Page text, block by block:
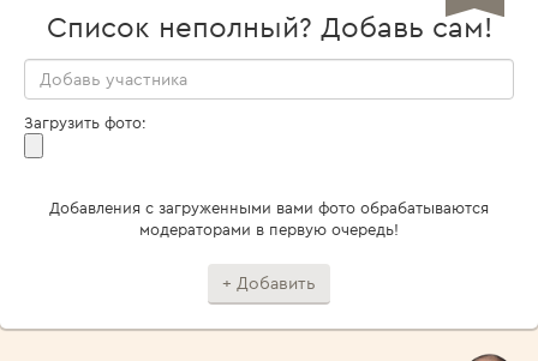
Список неполный? Добавь сам!
Загрузить фото:
Добавления с загруженными вами фото обрабатываются
модераторами в первую очередь!